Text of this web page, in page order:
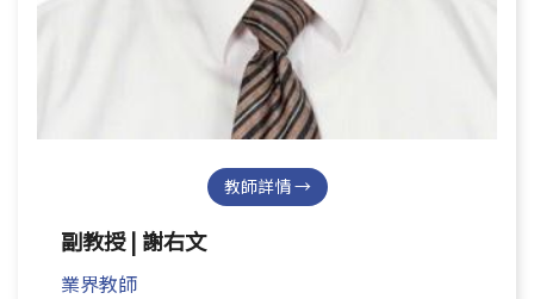
教師詳情 →
副教授 | 謝右文
業界教師